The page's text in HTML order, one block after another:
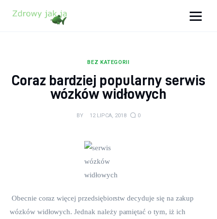
Zdrowy jak ja
Uroda
Kontakt
BEZ KATEGORII
Coraz bardziej popularny serwis
wózków widłowych
BY 12 LIPCA, 2018 0
wózków widłowych. Jednak należy pamiętać o tym, iż ich